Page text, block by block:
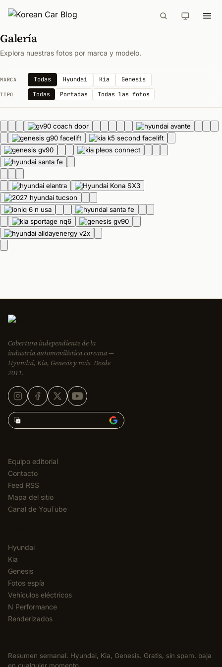
Galería
Explora nuestras fotos por marca y modelo.
MARCA Todas Hyundai Kia Genesis
TIPO Todas Portadas Todas las fotos
Cobertura independiente de la
industria automovilística coreana —
Hyundai, Kia, Genesis y más. Desde
2011.
Agregar Korean Car Blog en
Equipo editorial
Contacto
Feed RSS
Mapa del sitio
Canal de YouTube
Hyundai
Kia
Genesis
Fotos espía
Vehículos eléctricos
N Performance
Renderizados
Resumen semanal. Hyundai, Kia, Genesis. Gratis, sin spam, baja